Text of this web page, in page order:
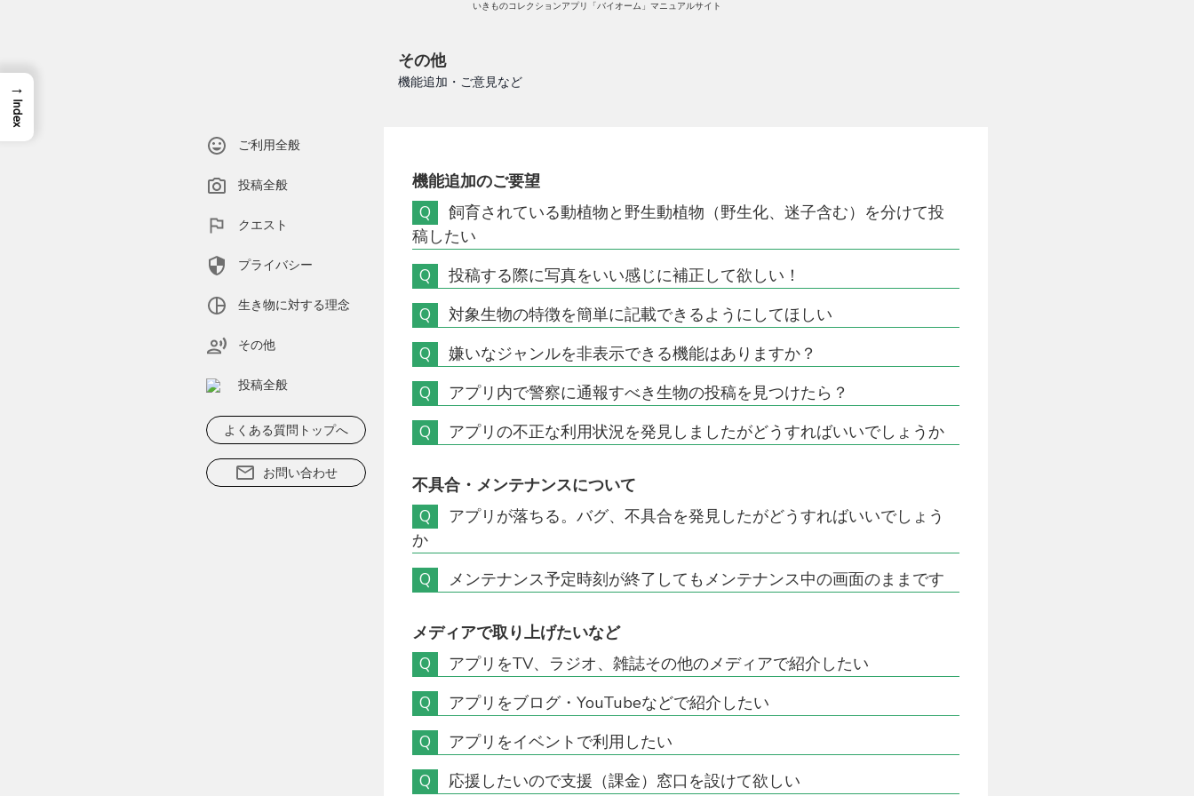
いきものコレクションアプリ「バイオーム」マニュアルサイト
その他
機能追加・ご意見など
機能追加のご要望
Q
飼育されている動植物と野生動植物（野生化、迷子含む）を分けて投
稿したい
Q
投稿する際に写真をいい感じに補正して欲しい！
Q
対象生物の特徴を簡単に記載できるようにしてほしい
Q
嫌いなジャンルを非表示できる機能はありますか？
Q
アプリ内で警察に通報すべき生物の投稿を見つけたら？
Q
アプリの不正な利用状況を発見しましたがどうすればいいでしょうか
不具合・メンテナンスについて
Q
アプリが落ちる。バグ、不具合を発見したがどうすればいいでしょう
か
Q
メンテナンス予定時刻が終了してもメンテナンス中の画面のままです
メディアで取り上げたいなど
Q
アプリをTV、ラジオ、雑誌その他のメディアで紹介したい
Q
アプリをブログ・YouTubeなどで紹介したい
Q
アプリをイベントで利用したい
Q
応援したいので支援（課金）窓口を設けて欲しい
ご利用全般
投稿全般
クエスト
プライバシー
生き物に対する理念
その他
投稿全般
よくある質問トップへ
お問い合わせ
→
Index